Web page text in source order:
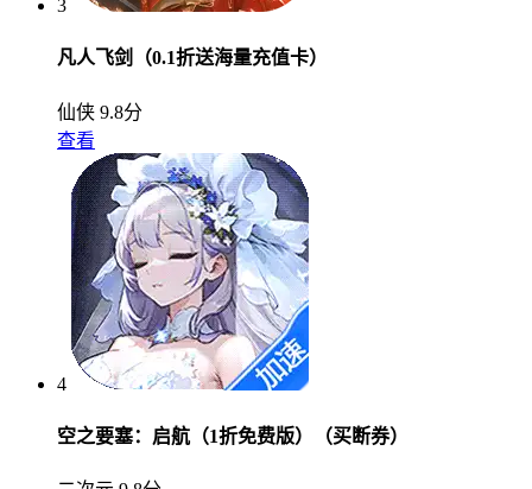
3
凡人飞剑（0.1折送海量充值卡）
仙侠 9.8分
查看
4
空之要塞：启航（1折免费版）（买断券）